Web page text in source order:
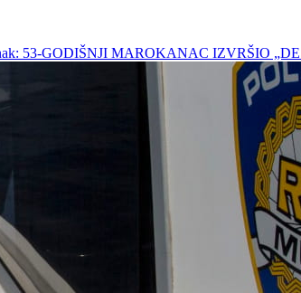
53-GODIŠNJI MAROKANAC IZVRŠIO